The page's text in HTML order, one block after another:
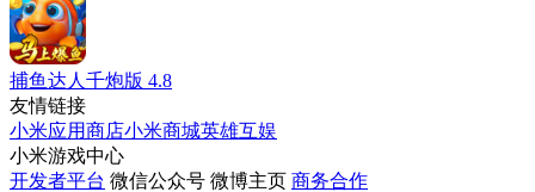
捕鱼达人千炮版 4.8
友情链接
小米应用商店小米商城英雄互娱
小米游戏中心
开发者平台 微信公众号 微博主页 商务合作